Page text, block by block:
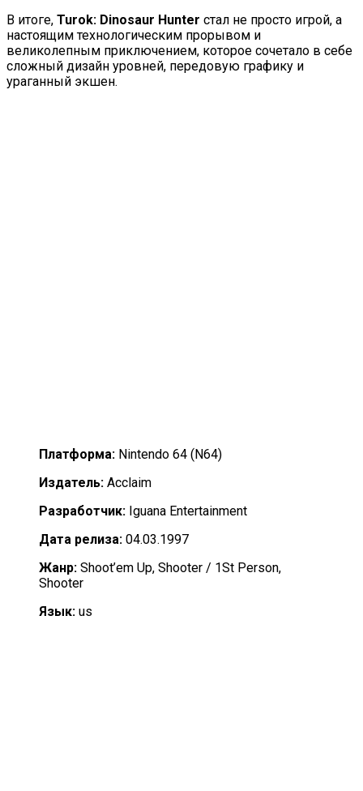
В итоге, Turok: Dinosaur Hunter стал не просто игрой, а
настоящим технологическим прорывом и
великолепным приключением, которое сочетало в себе
сложный дизайн уровней, передовую графику и
ураганный экшен.
Платформа: Nintendo 64 (N64)
Издатель: Acclaim
Разработчик: Iguana Entertainment
Дата релиза: 04.03.1997
Жанр: Shoot’em Up, Shooter / 1St Person,
Shooter
Язык: us